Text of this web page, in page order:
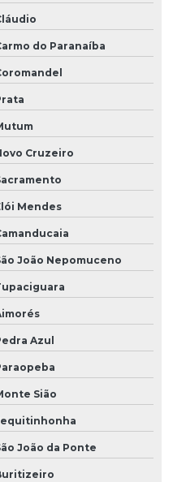
do Paranaíba
Cruzeiro
Mendes
João Nepomuceno
Azul
Sião
João da Ponte